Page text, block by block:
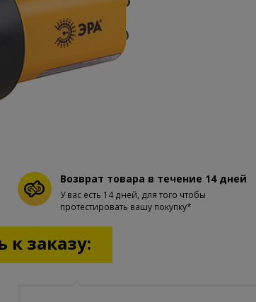
Возврат товара в течение 14 дней
У вас есть 14 дней, для того чтобы
протестировать вашу покупку*
к заказу: